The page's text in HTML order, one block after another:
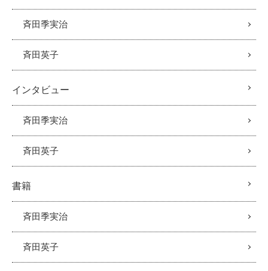
斉田季実治
斉田英子
インタビュー
斉田季実治
斉田英子
書籍
斉田季実治
斉田英子